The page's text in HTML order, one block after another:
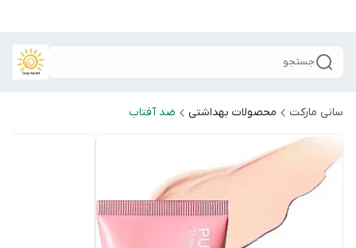
جستجو
سانی مارکت محصولات بهداشتی ضد آفتاب